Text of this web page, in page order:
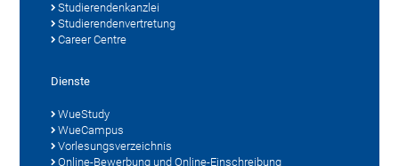
Studierendenkanzlei
Studierendenvertretung
Career Centre
Dienste
WueStudy
WueCampus
Vorlesungsverzeichnis
Online-Bewerbung und Online-Einschreibung